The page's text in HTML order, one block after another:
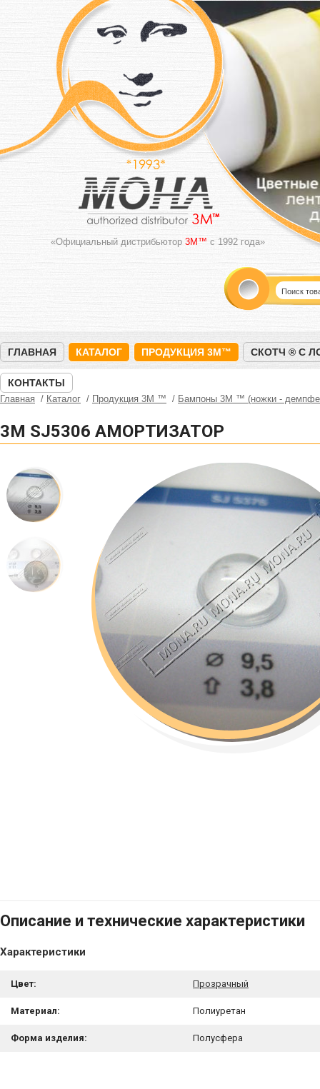
«Официальный дистрибьютор 3M™ с 1992 года»
ГЛАВНАЯ КАТАЛОГ ПРОДУКЦИЯ 3M™ СКОТЧ ® С
КОНТАКТЫ
Главная Каталог Продукция 3M ™ Бампоны 3М ™ (ножки -
3M SJ5306 АМОРТИЗАТОР
Описание и технические характеристики
Характеристики
Цвет: Прозрачный
Материал: Полиуретан
Форма изделия: Полусфера